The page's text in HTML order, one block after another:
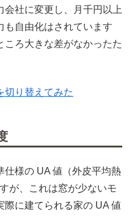
会社に変更し、月千円以上
も自由化はされています
ころ大きな差がなかったた
切り替えてみた
仕様の UA 値（外皮平均熱
が、これは窓が少ないモ
際に建てられる家の UA 値